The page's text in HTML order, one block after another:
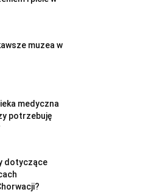
muzea w
medyczna
potrzebuję
dotyczące